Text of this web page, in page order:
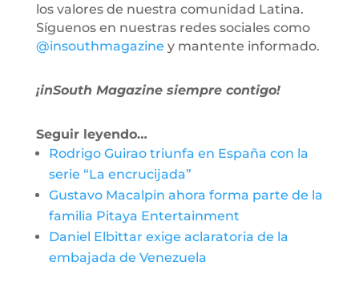
los valores de nuestra comunidad Latina.
Síguenos en nuestras redes sociales como
@insouthmagazine y mantente informado.
¡inSouth Magazine siempre contigo!
Seguir leyendo…
Rodrigo Guirao triunfa en España con la
serie “La encrucijada”
Gustavo Macalpin ahora forma parte de la
familia Pitaya Entertainment
Daniel Elbittar exige aclaratoria de la
embajada de Venezuela